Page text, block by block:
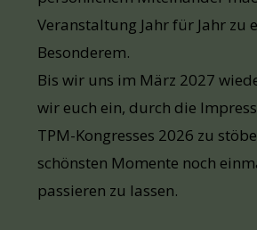
Veranstaltung Jahr für Jahr zu
Besonderem.
Bis wir uns im März 2027
wir euch ein, durch die
TPM-Kongresses 2026 zu
schönsten Momente noch
passieren zu lassen.